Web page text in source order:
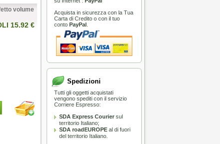
da barba Omega in
A SOLI 51.50 €
volume
15.92 €
Acquista in sicurezza con la Tua
Carta di Credito o con il tuo
conto PayPal
Spedizioni
Tutti gli oggetti acquistati
vengono spediti con il servizio
Corriere Espresso:
SDA Express Courier sul
territorio Italiano;
SDA roadEUROPE al di fuori
del territorio Italiano.